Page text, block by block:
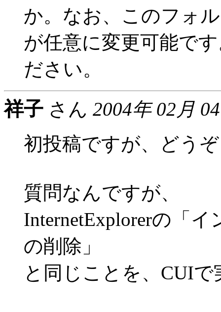
か。なお、このフォ
が任意に変更可能で
ださい。
祥子 さん 2004年 02月
初投稿ですが、どう
質問なんですが、
InternetExplorerの「
の削除」
と同じことを、CUI